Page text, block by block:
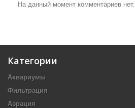
На данный момент комментариев нет.
Категории
Аквариумы
Фильтрация
Аэрация